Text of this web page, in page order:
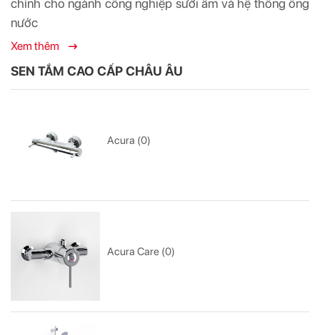
nước
Xem thêm
SEN TẮM CAO CẤP CHÂU ÂU
Acura (0)
Acura Care (0)